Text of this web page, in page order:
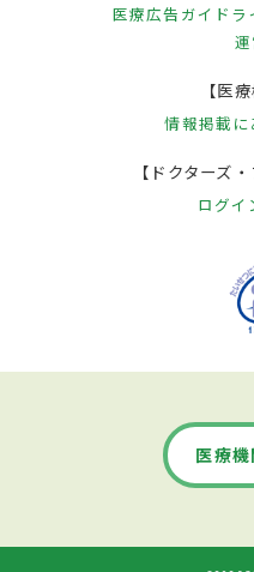
医療広告ガイドラ
【医
情報掲載に
【ドクターズ
ログイ
医療